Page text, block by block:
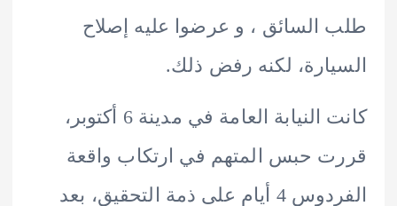
السائق ، و عرضوا عليه إصلاح
لكنه رفض ذلك.
كانت النيابة العامة في مدينة 6 أكتوبر،
حبس المتهم في ارتكاب واقعة
الفردوس 4 أيام على ذمة التحقيق، بعد